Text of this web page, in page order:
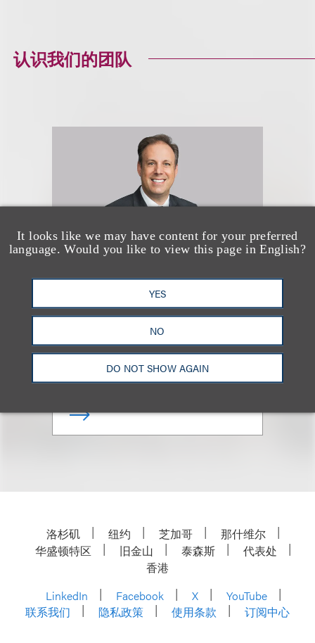
It looks like we may have content for your preferred
language. Would you like to view this page in English?
YES
NO
DO NOT SHOW AGAIN
认识我们的团队
Mitchell S. Nussbaum
乐博律所联席主席
+1.212.407.4159
Email
洛杉矶 纽约 芝加哥
那什维尔
华盛顿特区
旧金山 泰森斯
代表处
香港
LinkedIn
Facebook X
YouTube
联系我们
隐私政策 使用条款 订阅中心